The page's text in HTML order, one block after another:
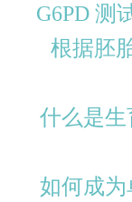
G6PD 测
根据胚
什么是
如何成